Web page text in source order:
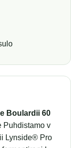
Boulardii 60
Puhdistamo v
Lynside® Pro